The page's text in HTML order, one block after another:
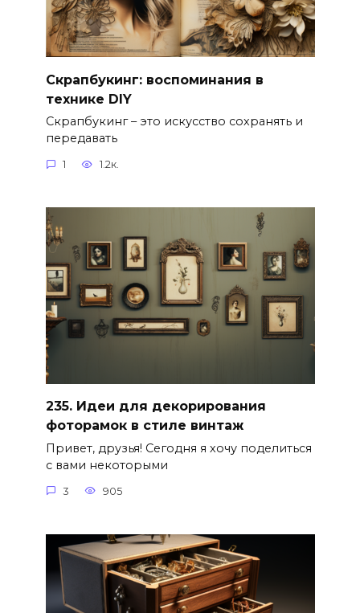
Скрапбукинг: воспоминания в
технике DIY
Скрапбукинг – это искусство сохранять и
передавать
1 1.2к.
235. Идеи для декорирования
фоторамок в стиле винтаж
Привет, друзья! Сегодня я хочу поделиться
с вами некоторыми
3 905